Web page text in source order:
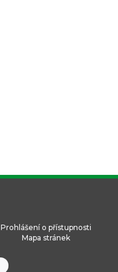
Prohlášení o přístupnosti
Mapa stránek